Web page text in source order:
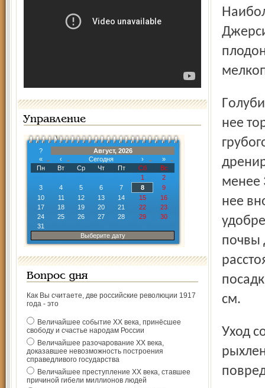
Управление
?
Август, 2026
«
‹ Сегодня ›
»
Пн
Вт Ср Чт Пт Сб
Вс
1
2
3
4 5 6 7 8
9
10
11 12 13 14 15
16
17
18 19 20 21 22
23
24
25 26 27 28 29
30
31
Выберите дату
Вопрос дня
Как Вы считаете, две российские революции 1917
года - это
Величайшее событие ХХ века, принёсшее
свободу и счастье народам России
Величайшее разочарование ХХ века,
доказавшее невозможность построения
справедливого государства
Величайшее преступление ХХ века, ставшее
причиной гибели миллионов людей
Наиболее перспективными у нас считаются Дикси,
Голубика требовательна к почве. Наиболее пригодны для
нее
менее
нее
почвы
см.
Уход состоит в периодическом выпалывании сорняков и